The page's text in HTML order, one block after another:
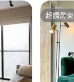
超讚房東
超讚房東